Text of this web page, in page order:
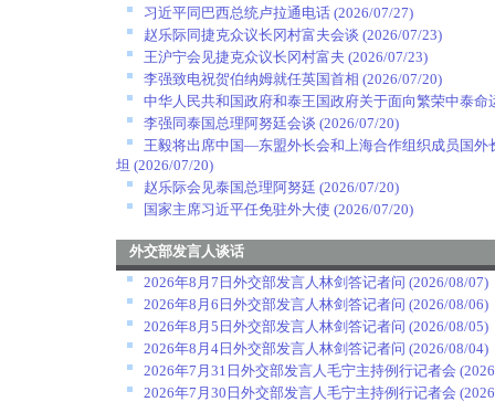
习近平同巴西总统卢拉通电话 (2026/07/27)
赵乐际同捷克众议长冈村富夫会谈 (2026/07/23)
王沪宁会见捷克众议长冈村富夫 (2026/07/23)
李强致电祝贺伯纳姆就任英国首相 (2026/07/20)
中华人民共和国政府和泰王国政府关于面向繁荣中泰命
李强同泰国总理阿努廷会谈 (2026/07/20)
王毅将出席中国—东盟外长会和上海合作组织成员国外
坦 (2026/07/20)
赵乐际会见泰国总理阿努廷 (2026/07/20)
国家主席习近平任免驻外大使 (2026/07/20)
外交部发言人谈话
2026年8月7日外交部发言人林剑答记者问 (2026/08/07)
2026年8月6日外交部发言人林剑答记者问 (2026/08/06)
2026年8月5日外交部发言人林剑答记者问 (2026/08/05)
2026年8月4日外交部发言人林剑答记者问 (2026/08/04)
2026年7月31日外交部发言人毛宁主持例行记者会
2026年7月30日外交部发言人毛宁主持例行记者会